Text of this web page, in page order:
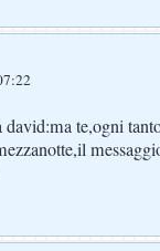
david:ma te,ogni